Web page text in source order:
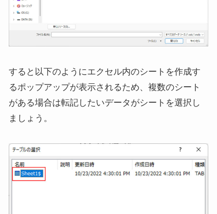
すると以下のようにエクセル内のシートを作成す
るポップアップが表示されるため、複数のシート
がある場合は転記したいデータがシートを選択し
ましょう。